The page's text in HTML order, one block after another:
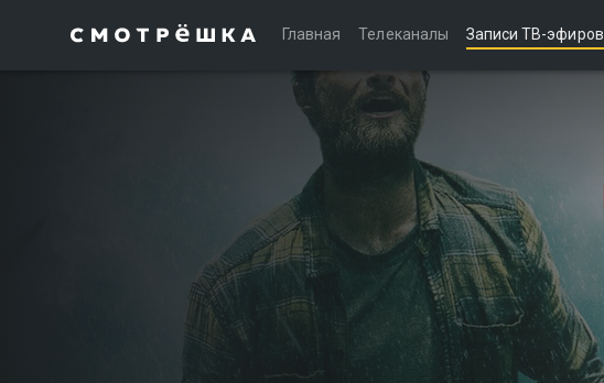
Главная Телеканалы Записи ТВ-эфиров